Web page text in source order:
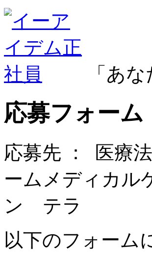
「あ
応募フォーム
応募先 ：
医療
ームメディカ
ン テラ
以下のフォーム